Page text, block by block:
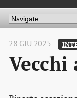
28 GIU 2025 -
Vecchi